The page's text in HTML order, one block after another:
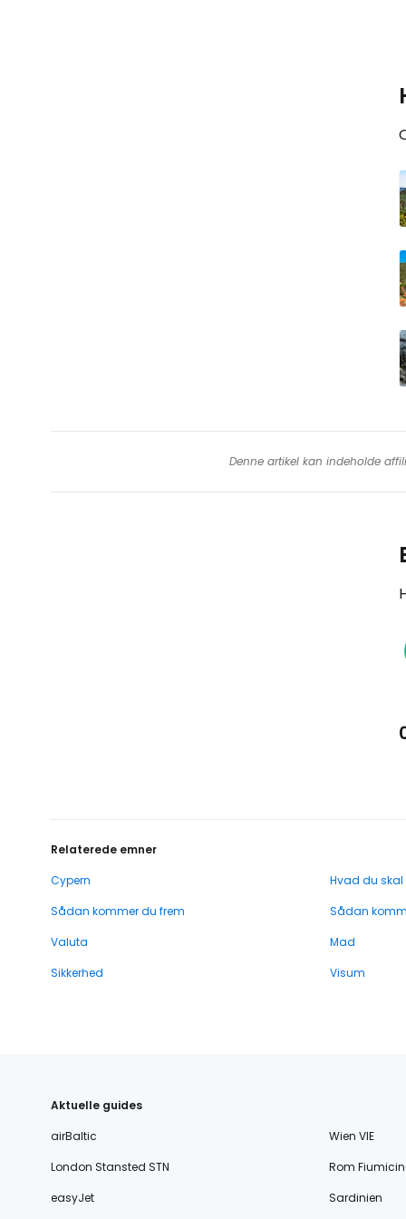
Denne artikel kan indeholde
Relaterede emner
Cypern
Hvad du skal
Sådan kommer du frem
Sådan
Valuta
Mad
Sikkerhed
Visum
Aktuelle guides
airBaltic
Wien VIE
London Stansted STN
Rom
easyJet
Sardinien